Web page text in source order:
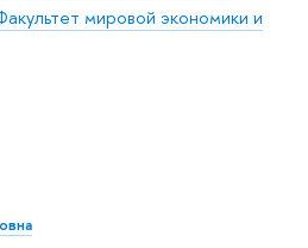
мировой экономики и